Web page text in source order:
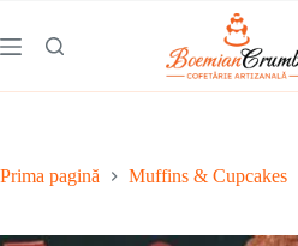
Prima pagină Muffins & Cupcakes